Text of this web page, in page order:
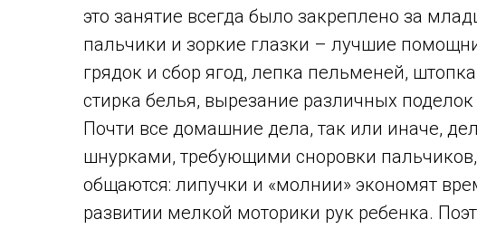
это занятие всегда было закреплено за
пальчики и зоркие глазки – лучшие
грядок и сбор ягод, лепка пельменей,
стирка белья, вырезание различных
Почти все домашние дела, так или иначе,
шнурками, требующими сноровки
общаются: липучки и «молнии» экономят
развитии мелкой моторики рук ребенка.